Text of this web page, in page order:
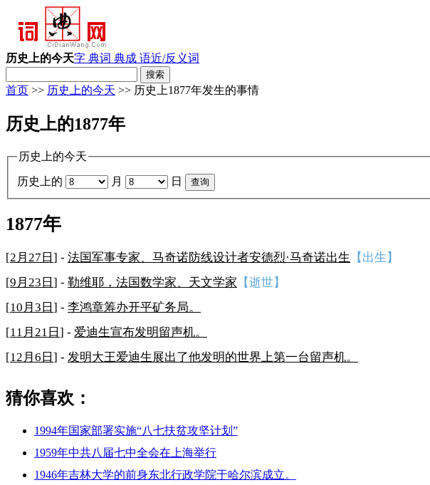
历史上的今天字 典词 典成 语近/反义词
首页 >> 历史上的今天 >> 历史上1877年发生的事情
历史上的1877年
历史上的今天
历史上的 月 日
1877年
[2月27日 ] - 法国军事专家、马奇诺防线设计者安德烈·马奇诺出生
【出生】
[9月23日 ] - 勒维耶，法国数学家、天文学家 【逝世】
[10月3日 ] - 李鸿章筹办开平矿务局。
[11月21日 ] - 爱迪生宣布发明留声机。
[12月6日 ] - 发明大王爱迪生展出了他发明的世界上第一台留声机。
猜你喜欢：
1994年国家部署实施“八七扶贫攻坚计划”
1959年中共八届七中全会在上海举行
1946年吉林大学的前身东北行政学院于哈尔滨成立。